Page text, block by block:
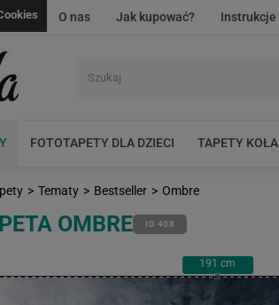
O nas Jak kupować? Instrukcje
FOTOTAPETY DLA DZIECI TAPETY KOŁA
> Tematy > Bestseller > Ombre
OMBRE ID 408
191 cm